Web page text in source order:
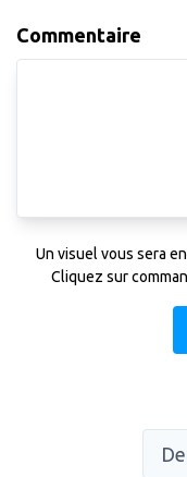
Commentaire
Un visuel vous sera
Cliquez sur